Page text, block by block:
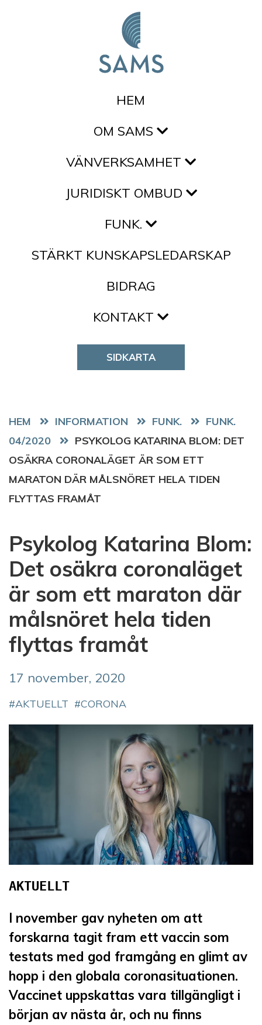
HEM
OM SAMS
VÄNVERKSAMHET
JURIDISKT OMBUD
FUNK.
STÄRKT KUNSKAPSLEDARSKAP
BIDRAG
KONTAKT
SIDKARTA
HEM FUNK.
FUNK.
04/2020
PSYKOLOG KATARINA BLOM: DET
OSÄKRA CORONALÄGET ÄR SOM ETT
MARATON DÄR MÅLSNÖRET HELA TIDEN
FLYTTAS FRAMÅT
Psykolog Katarina Blom:
Det osäkra coronaläget
är som ett maraton där
målsnöret hela tiden
flyttas framåt
17 november, 2020
AKTUELLT CORONA
I november gav nyheten om att
forskarna tagit fram ett vaccin som
testats med god framgång en glimt av
hopp i den globala coronasituationen.
Vaccinet uppskattas vara tillgängligt i
början av nästa år, och nu finns